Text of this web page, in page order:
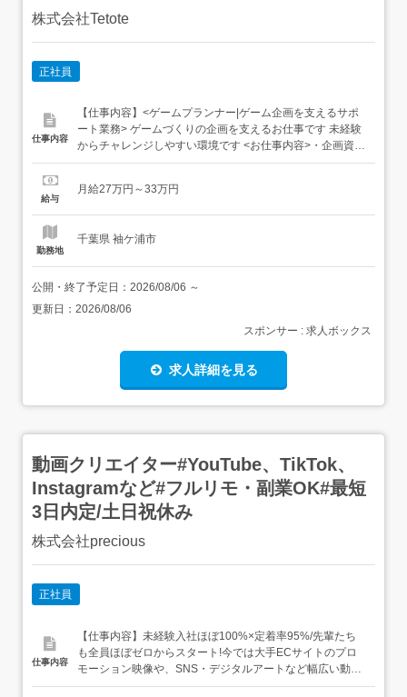
株式会社Tetote
正社員
仕事内容
【仕事内容】<ゲームプランナー|ゲーム企画を支えるサポ
ート業務> ゲームづくりの企画を支えるお仕事です 未経験
からチャレンジしやすい環境です <お仕事内容>・企画資料
の確認 ・データ入力や整理 ・進行状況のチェック ・担当
・研修制度あり ・企画に携われる環境 ・未経験歓迎のお仕
給与
月給27万円～33万円
勤務地
千葉県 袖ケ浦市
公開・終了予定日： 2026/08/06 ～
更新日： 2026/08/06
スポンサー : 求人ボックス
求人詳細を見る
動画クリエイター#YouTube、TikTok、
Instagramなど#フルリモ・副業OK#最短
3日内定/土日祝休み
株式会社precious
正社員
仕事内容
【仕事内容】未経験入社ほぼ100%×定着率95%/先輩たち
も全員ほぼゼロからスタート!今では大手ECサイトのプロ
モーション映像や、SNS・デジタルアートなど幅広い動画
制作で活躍中動画編集ソフトの操作やAI活用、最新のデジ